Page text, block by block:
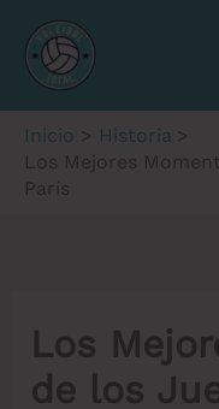
contenido
Inicio
Historia
Los Mejores
París
Los
de los